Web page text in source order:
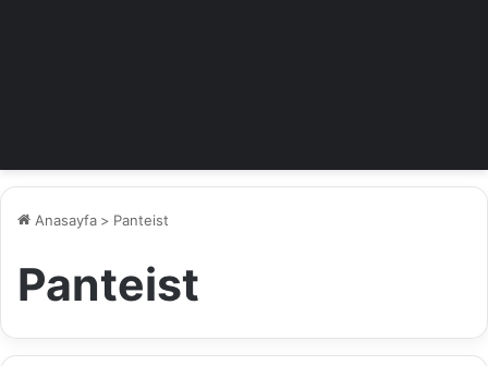
Anasayfa > Panteist
Panteist